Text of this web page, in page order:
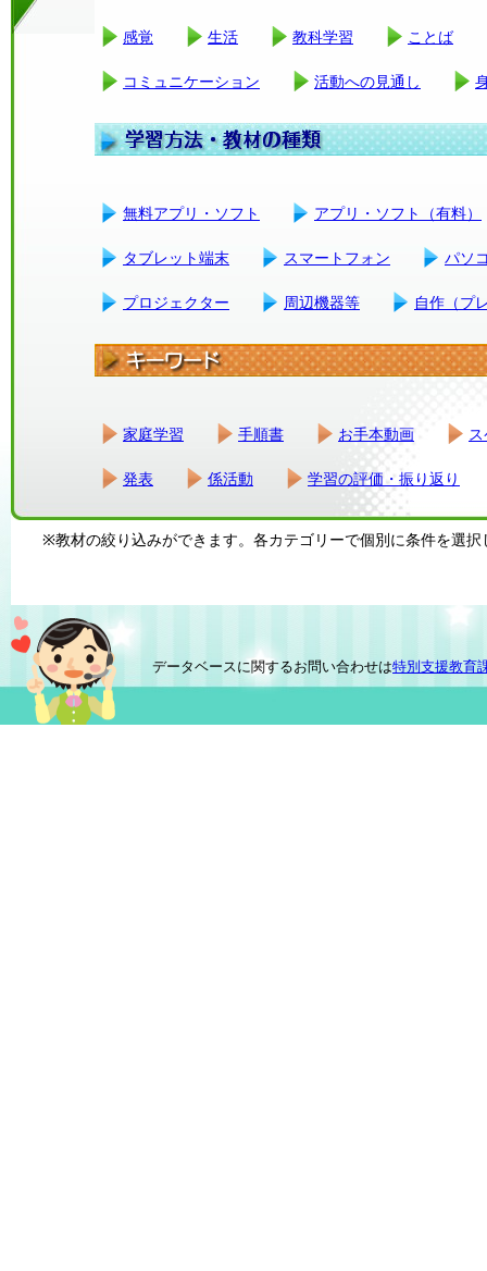
感覚 生活 教科学習 ことば
コミュニケーション 活動への見通し
無料アプリ・ソフト アプリ・ソフト（有料）
タブレット端末 スマートフォン パソ
プロジェクター 周辺機器等 自作（プ
家庭学習 手順書 お手本動画
発表 係活動 学習の評価・振り返り
※教材の絞り込みができます。各カテゴリーで個別に条件を選択
データベースに関するお問い合わせは特別支援教育